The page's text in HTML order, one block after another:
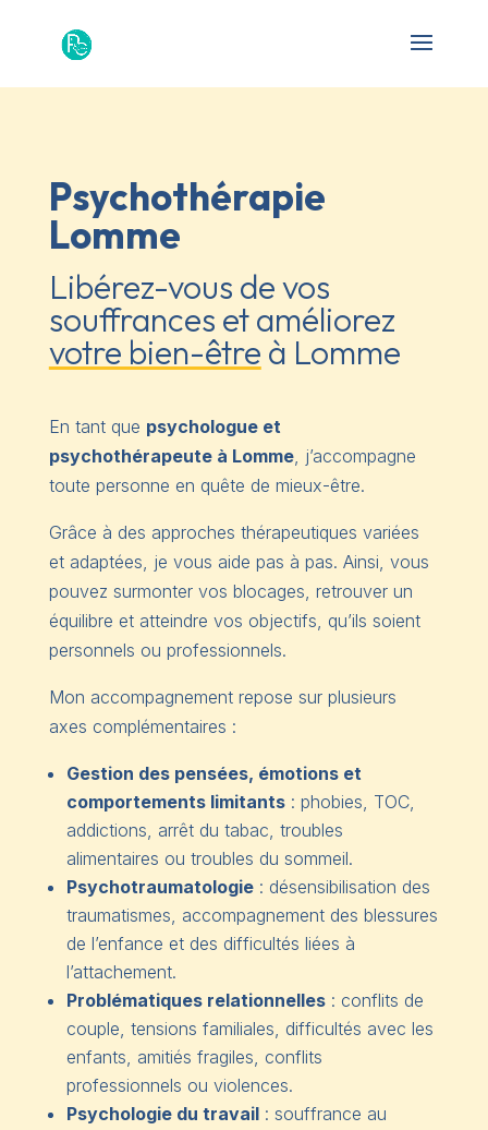
Psychothérapie
Lomme
Libérez-vous de vos
souffrances et améliorez
votre bien-être à Lomme
En tant que psychologue et
psychothérapeute à Lomme, j’accompagne
toute personne en quête de mieux-être.
Grâce à des approches thérapeutiques variées
et adaptées, je vous aide pas à pas. Ainsi, vous
pouvez surmonter vos blocages, retrouver un
équilibre et atteindre vos objectifs, qu’ils soient
personnels ou professionnels.
Mon accompagnement repose sur plusieurs
axes complémentaires :
Gestion des pensées, émotions et
comportements limitants: phobies, TOC,
addictions, arrêt du tabac, troubles
alimentaires ou troubles du sommeil.
Psychotraumatologie: désensibilisation des
traumatismes, accompagnement des blessures
de l’enfance et des difficultés liées à
l’attachement.
Problématiques relationnelles: conflits de
couple, tensions familiales, difficultés avec les
enfants, amitiés fragiles, conflits
professionnels ou violences.
Psychologie du travail: souffrance au